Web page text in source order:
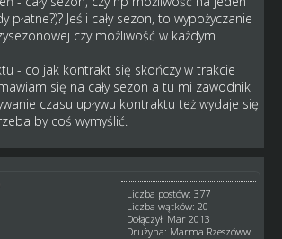
płatne?)? Jeśli cały sezon, to wypożyczanie
czy możliwość w każdym
- co jak kontrakt się skończy w trakcie
się na cały sezon a tu mi zawodnik
czasu upływu kontraktu też wydaje się
by coś wymyślić.
Liczba postów: 377
Liczba wątków: 20
Dołączył: Mar 2013
Drużyna: Marma Rzeszóww